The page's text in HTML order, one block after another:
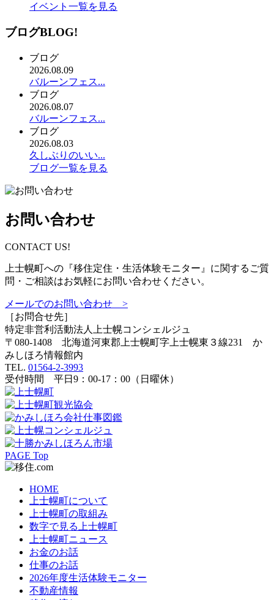
イベント一覧を見る
ブログBLOG!
ブログ
2026.08.09
バルーンフェス...
ブログ
2026.08.07
バルーンフェス...
ブログ
2026.08.03
久しぶりのいい...
ブログ一覧を見る
お問い合わせ
CONTACT US!
上士幌町への『移住定住・生活体験モニター』に関するご質
問・ご相談はお気軽にお問い合わせください。
メールでのお問い合わせ >
［お問合せ先］
特定非営利活動法人
上士幌コンシェルジュ
〒080-1408 北海道河東郡上士幌町字上士幌東３線231 か
みしほろ情報館内
TEL. 01564-2-3993
受付時間 平日9：00-17：00（日曜休）
PAGE Top
HOME
上士幌町について
上士幌町の取組み
数字で見る上士幌町
上士幌町ニュース
お金のお話
仕事のお話
2026年度生活体験モニター
不動産情報